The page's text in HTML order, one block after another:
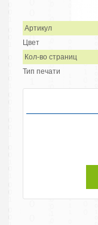
Артикул
Цвет
Кол-во страниц
Тип печати